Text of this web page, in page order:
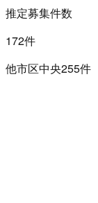
推定募集件数
172件
他市区中央255件